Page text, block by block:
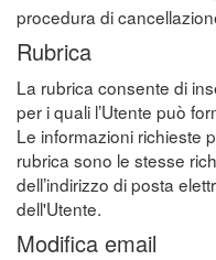
procedura di
Rubrica
La rubrica consente di
per i quali l’Utente può
Le informazioni richieste
rubrica sono le stesse
dell’indirizzo di posta
dell'Utente.
Modifica email